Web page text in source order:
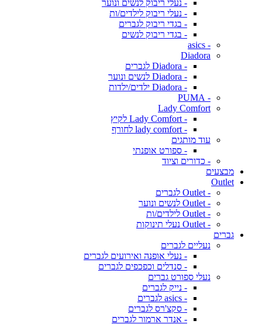
- נעלי ריבוק לנשים ונוער
- נעלי ריבוק לילדים/ות
- בגדי ריבוק לגברים
- בגדי ריבוק לנשים
- asics
Diadora
- Diadora לגברים
- Diadora לנשים ונוער
- Diadora ילדים/ילדות
- PUMA
Lady Comfort
- Lady Comfort לקיץ
- lady comfort לחורף
עוד מותגים
- ספורט אופנתי
- כדורים וציוד
מבצעים
Outlet
- Outlet לגברים
- Outlet לנשים ונוער
- Outlet לילדים/ות
- Outlet נעלי תינוקות
גברים
נעליים לגברים
- נעלי אופנה ואירועים לגברים
- סנדלים וכפכפים לגברים
נעלי ספורט גברים
- נייק לגברים
- asics לגברים
- סקצ'רס לגברים
- אנדר ארמור לגברים